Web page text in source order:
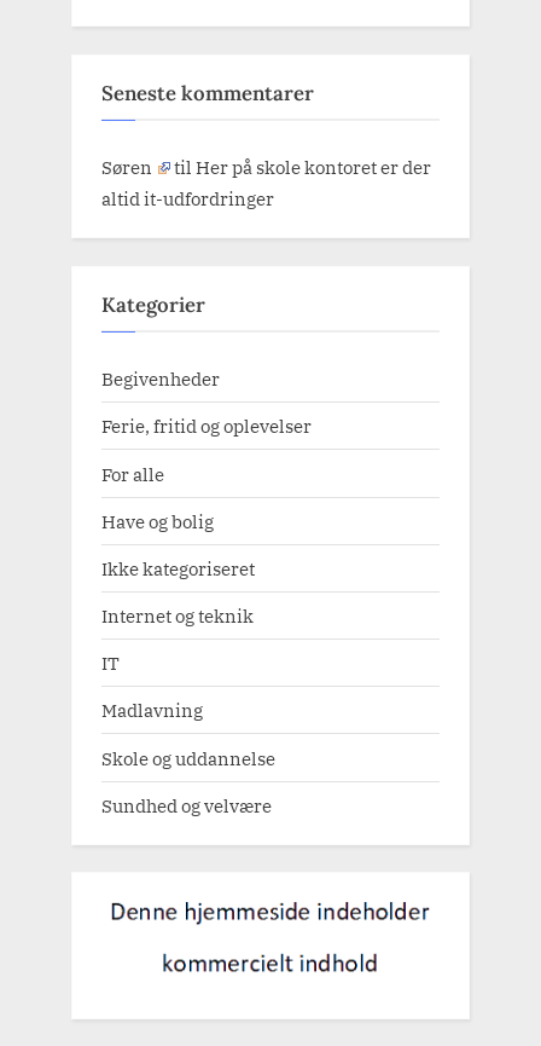
Seneste kommentarer
Søren til Her på skole kontoret er der
altid it-udfordringer
Kategorier
Begivenheder
Ferie, fritid og oplevelser
For alle
Have og bolig
Ikke kategoriseret
Internet og teknik
IT
Madlavning
Skole og uddannelse
Sundhed og velvære